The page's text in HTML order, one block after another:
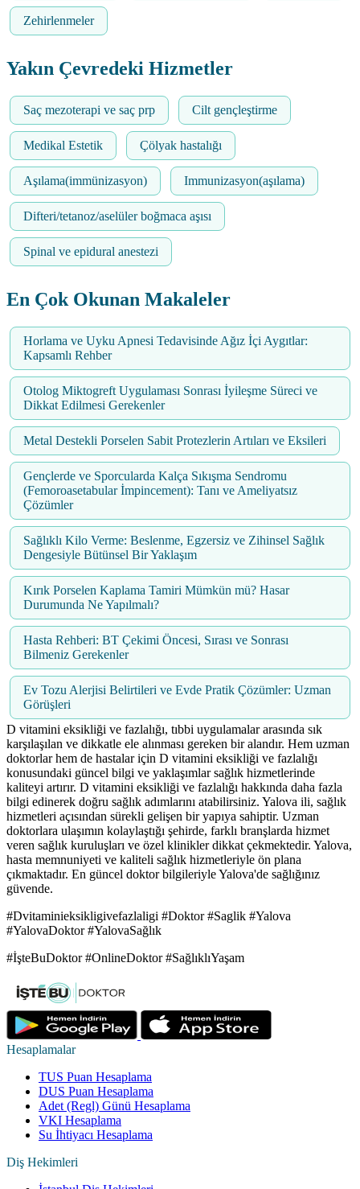
Zehirlenmeler
Yakın Çevredeki Hizmetler
Saç mezoterapi ve saç prp Cilt gençleştirme
Medikal Estetik Çölyak hastalığı
Aşılama(immünizasyon) Immunizasyon(aşılama)
Difteri/tetanoz/aselüler boğmaca aşısı
Spinal ve epidural anestezi
En Çok Okunan Makaleler
Horlama ve Uyku Apnesi Tedavisinde Ağız İçi Aygıtlar:
Kapsamlı Rehber
Otolog Miktogreft Uygulaması Sonrası İyileşme Süreci ve
Dikkat Edilmesi Gerekenler
Metal Destekli Porselen Sabit Protezlerin Artıları ve Eksileri
Gençlerde ve Sporcularda Kalça Sıkışma Sendromu
(Femoroasetabular İmpincement): Tanı ve Ameliyatsız
Çözümler
Sağlıklı Kilo Verme: Beslenme, Egzersiz ve Zihinsel Sağlık
Dengesiyle Bütünsel Bir Yaklaşım
Kırık Porselen Kaplama Tamiri Mümkün mü? Hasar
Durumunda Ne Yapılmalı?
Hasta Rehberi: BT Çekimi Öncesi, Sırası ve Sonrası
Bilmeniz Gerekenler
Ev Tozu Alerjisi Belirtileri ve Evde Pratik Çözümler: Uzman
Görüşleri
D vitamini eksikliği ve fazlalığı, tıbbi uygulamalar arasında sık
karşılaşılan ve dikkatle ele alınması gereken bir alandır. Hem uzman
doktorlar hem de hastalar için D vitamini eksikliği ve fazlalığı
konusundaki güncel bilgi ve yaklaşımlar sağlık hizmetlerinde
kaliteyi artırır. D vitamini eksikliği ve fazlalığı hakkında daha fazla
bilgi edinerek doğru sağlık adımlarını atabilirsiniz. Yalova ili, sağlık
hizmetleri açısından sürekli gelişen bir yapıya sahiptir. Uzman
doktorlara ulaşımın kolaylaştığı şehirde, farklı branşlarda hizmet
veren sağlık kuruluşları ve özel klinikler dikkat çekmektedir. Yalova,
hasta memnuniyeti ve kaliteli sağlık hizmetleriyle ön plana
çıkmaktadır. En güncel doktor bilgileriyle Yalova'de sağlığınız
güvende.
#Dvitaminieksikligivefazlaligi #Doktor #Saglik #Yalova
#YalovaDoktor #YalovaSağlık
#İşteBuDoktor #OnlineDoktor #SağlıklıYaşam
Hesaplamalar
TUS Puan Hesaplama
DUS Puan Hesaplama
Adet (Regl) Günü Hesaplama
VKI Hesaplama
Su İhtiyacı Hesaplama
Diş Hekimleri